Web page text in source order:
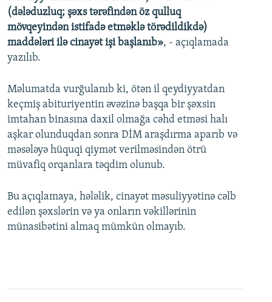
(dələduzluq; şəxs tərəfindən öz qulluq
mövqeyindən istifadə etməklə törədildikdə)
maddələri ilə cinayət işi başlanıb», - açıqlamada
yazılıb.
Məlumatda vurğulanıb ki, ötən il qeydiyyatdan
keçmiş abituriyentin əvəzinə başqa bir şəxsin
imtahan binasına daxil olmağa cəhd etməsi halı
aşkar olunduqdan sonra DİM araşdırma aparıb və
məsələyə hüquqi qiymət verilməsindən ötrü
müvafiq orqanlara təqdim olunub.
Bu açıqlamaya, hələlik, cinayət məsuliyyətinə cəlb
edilən şəxslərin və ya onların vəkillərinin
münasibətini almaq mümkün olmayıb.